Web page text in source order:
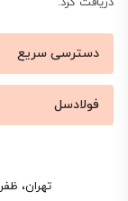
دسترسی سریع
فولادسل
تهران،